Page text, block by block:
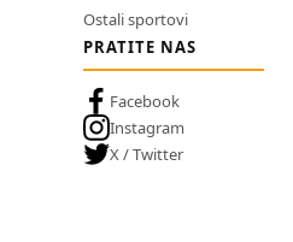
Ostali sportovi
PRATITE NAS
Facebook
Instagram
X / Twitter